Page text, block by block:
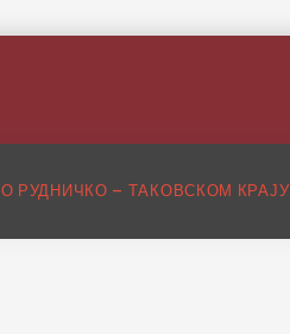
О РУДНИЧКО – ТАКОВСКОМ КРАЈУ